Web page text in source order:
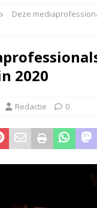
Deze
2020
Redactie 0